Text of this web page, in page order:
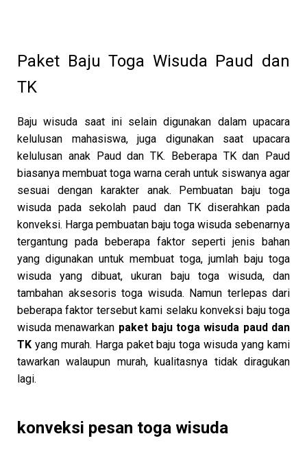
Paket Baju Toga Wisuda Paud dan
TK
Baju wisuda saat ini selain digunakan dalam upacara
kelulusan mahasiswa, juga digunakan saat upacara
kelulusan anak Paud dan TK. Beberapa TK dan Paud
biasanya membuat toga warna cerah untuk siswanya agar
sesuai dengan karakter anak. Pembuatan baju toga
wisuda pada sekolah paud dan TK diserahkan pada
konveksi. Harga pembuatan baju toga wisuda sebenarnya
tergantung pada beberapa faktor seperti jenis bahan
yang digunakan untuk membuat toga, jumlah baju toga
wisuda yang dibuat, ukuran baju toga wisuda, dan
tambahan aksesoris toga wisuda. Namun terlepas dari
beberapa faktor tersebut kami selaku konveksi baju toga
wisuda menawarkan paket baju toga wisuda paud dan
TK yang murah. Harga paket baju toga wisuda yang kami
tawarkan walaupun murah, kualitasnya tidak diragukan
lagi.
konveksi pesan toga wisuda